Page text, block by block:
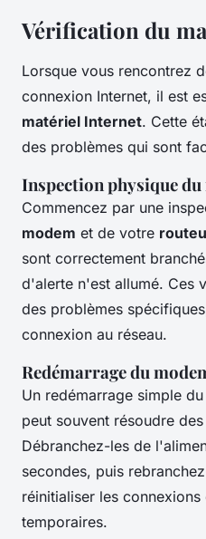
Vérification du
Lorsque vous rencontrez
connexion Internet, il est
matériel Internet. Cette
des problèmes qui sont
Inspection physique
Commencez par une
modem et de votre
sont correctement
d'alerte n'est allumé. Ces
des problèmes
connexion au réseau.
Redémarrage du
Un redémarrage simple du
peut souvent résoudre
Débranchez-les de
secondes, puis
réinitialiser les
temporaires.